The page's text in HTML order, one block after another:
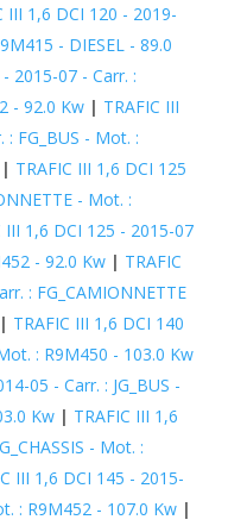
III 1,6 DCI 120 - 2019-
- DIESEL - 89.0
2015-07 - Carr. :
- 92.0 Kw| TRAFIC III
FG_BUS - Mot. :
TRAFIC III 1,6 DCI 125
- Mot. :
III 1,6 DCI 125 - 2015-07
- 92.0 Kw| TRAFIC
: FG_CAMIONNETTE
TRAFIC III 1,6 DCI 140
: R9M450 - 103.0 Kw
05 - Carr. : JG_BUS -
Kw| TRAFIC III 1,6
- Mot. :
III 1,6 DCI 145 - 2015-
: R9M452 - 107.0 Kw|